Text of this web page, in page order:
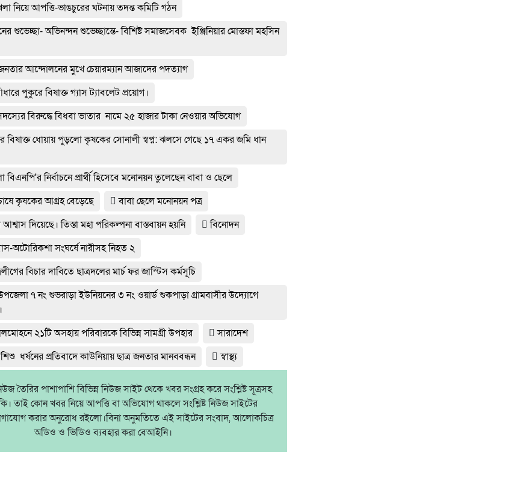
নিয়ে আপত্তি-ভাঙচুরের ঘটনায় তদন্ত কমিটি গঠন
শুভেচ্ছা- অভিনন্দন শুভেচ্ছান্তে- বিশিষ্ট সমাজসেবক ইঞ্জিনিয়ার মোস্তফা মহসিন
আন্দোলনের মুখে চেয়ারম্যান আজাদের পদত্যাগ
পুকুরে বিষাক্ত গ্যাস ট্যাবলেট প্রয়োগ।
বিরুদ্ধে বিধবা ভাতার নামে ২৫ হাজার টাকা নেওয়ার অভিযোগ
বিষাক্ত ধোয়ায় পুড়লো কৃষকের সোনালী স্বপ্ন: ঝলসে গেছে ১৭ একর জমি ধান
বিএনপি'র নির্বাচনে প্রার্থী হিসেবে মনোনয়ন তুলেছেন বাবা ও ছেলে
কৃষকের আগ্রহ বেড়েছে
বাবা ছেলে মনোনয়ন পত্র
দিয়েছে। তিস্তা মহা পরিকল্পনা বাস্তবায়ন হয়নি
বিনোদন
অটোরিকশা সংঘর্ষে নারীসহ নিহত ২
বিচার দাবিতে ছাত্রদলের মার্চ ফর জাস্টিস কর্মসূচি
৭ নং শুভরাড়া ইউনিয়নের ৩ নং ওয়ার্ড শুকপাড়া গ্রামবাসীর উদ্যোগে
২১টি অসহায় পরিবারকে বিভিন্ন সামগ্রী উপহার
সারাদেশ
ধর্ষনের প্রতিবাদে কাউনিয়ায় ছাত্র জনতার মানববন্ধন
স্বাস্থ্য
তৈরির পাশাপাশি বিভিন্ন নিউজ সাইট থেকে খবর সংগ্রহ করে সংশ্লিষ্ট সূত্রসহ
তাই কোন খবর নিয়ে আপত্তি বা অভিযোগ থাকলে সংশ্লিষ্ট নিউজ সাইটের
করার অনুরোধ রইলো।বিনা অনুমতিতে এই সাইটের সংবাদ, আলোকচিত্র
অডিও ও ভিডিও ব্যবহার করা বেআইনি।